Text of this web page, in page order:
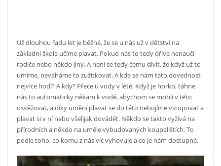
Už dlouhou řadu let je běžné, že se u nás už v dětství na
základní škole učíme plavat. Pokud nás to tedy dříve nenaučí
rodiče nebo někdo jiný. A není se tedy čemu divit, že když už to
umíme, neváháme to zužitkovat. A kde se nám tato dovednost
nejvíce hodí? A kdy? Přece u vody v létě. Když je horko, táhne
nás to automaticky někam k vodě, abychom se mohli v této
osvěžovat, a díky umění plavat se do této nebojíme vstupovat a
plavat si v ní nebo všelijak dovádět. Někdo se takto vyžívá na
přírodních a někdo na uměle vybudovaných koupalištích. To
podle toho, co komu z nás víc vyhovuje a co je nám dostupné.